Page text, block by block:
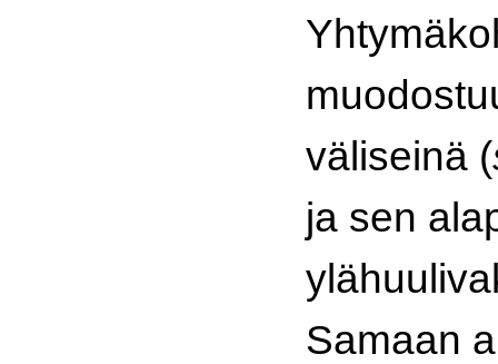
väliseinä (
ja sen
Samaan